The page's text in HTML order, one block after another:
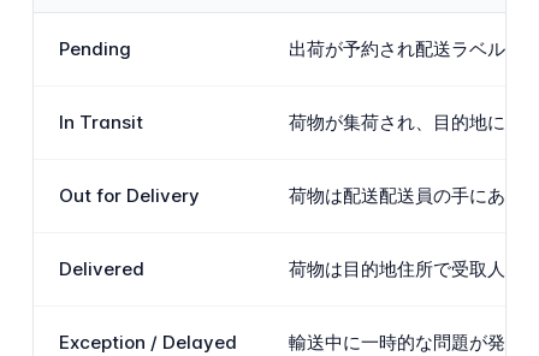
Pending 出荷が予約され配送ラベルが
In Transit 荷物が集荷され、目的地に向
Out for Delivery 荷物は配送配送員の手にあり
Delivered 荷物は目的地住所で受取人に
Exception / Delayed 輸送中に一時的な問題が発生